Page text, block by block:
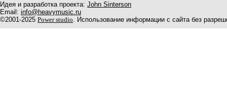
Идея и разработка проекта: John Sinterson
Email: info@heavymusic.ru
©2001-2025 Power studio. Использование информации с сайта без